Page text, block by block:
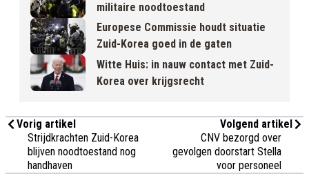
militaire noodtoestand
Europese Commissie houdt situatie
Zuid-Korea goed in de gaten
Witte Huis: in nauw contact met Zuid-
Korea over krijgsrecht
Vorig artikel
Strijdkrachten Zuid-Korea
blijven noodtoestand nog
handhaven
Volgend artikel
CNV bezorgd over
gevolgen doorstart Stella
voor personeel